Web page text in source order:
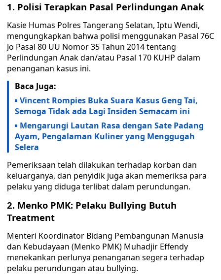
1. Polisi Terapkan Pasal Perlindungan Anak
Kasie Humas Polres Tangerang Selatan, Iptu Wendi,
mengungkapkan bahwa polisi menggunakan Pasal 76C
Jo Pasal 80 UU Nomor 35 Tahun 2014 tentang
Perlindungan Anak dan/atau Pasal 170 KUHP dalam
penanganan kasus ini.
Baca Juga:
Vincent Rompies Buka Suara Kasus Geng Tai,
Semoga Tidak ada Lagi Insiden Semacam ini
Mengarungi Lautan Rasa dengan Sate Padang
Ayam, Pengalaman Kuliner yang Menggugah
Selera
Pemeriksaan telah dilakukan terhadap korban dan
keluarganya, dan penyidik juga akan memeriksa para
pelaku yang diduga terlibat dalam perundungan.
2. Menko PMK: Pelaku Bullying Butuh
Treatment
Menteri Koordinator Bidang Pembangunan Manusia
dan Kebudayaan (Menko PMK) Muhadjir Effendy
menekankan perlunya penanganan segera terhadap
pelaku perundungan atau bullying.